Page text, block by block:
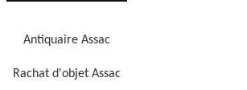
Antiquaire Assac
Rachat d'objet Assac